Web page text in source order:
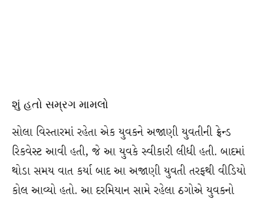
શું હતો સમ્રગ મામલો
સોલા વિસ્તારમાં રહેતા એક યુવકને અજાણી યુવતીની ફ્રેન્ડ
રિકવેસ્ટ આવી હતી, જે આ યુવકે સ્વીકારી લીધી હતી. બાદમાં
થોડા સમય વાત કર્યા બાદ આ અજાણી યુવતી તરફથી વીડિયો
કોલ આવ્યો હતો. આ દરમિયાન સામે રહેલા ઠગોએ યુવકનો